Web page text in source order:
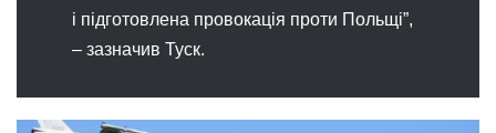
і підготовлена провокація проти Польщі”,
– зазначив Туск.